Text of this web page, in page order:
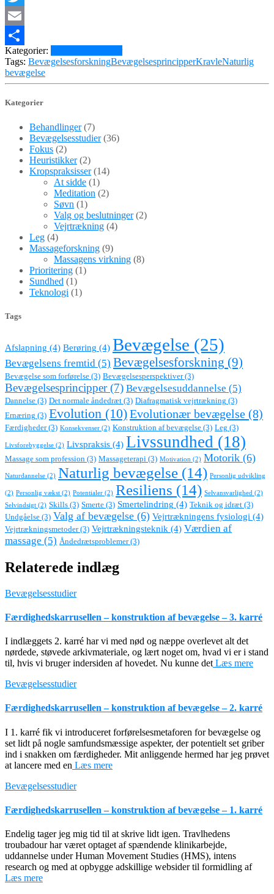
Twitter
Email
Share
Kategorier:
Tags: BevægelsesforskningBevægelsesprincipperKravleNaturlig
bevægelse
Kategorier
Behandlinger(7)
Bevægelsesstudier(36)
Fokus (2)
Heuristikker(2)
Kropspraksisser(14)
At sidde (1)
Meditation (2)
Søvn (1)
Valg og beslutninger(2)
Vejrtrækning (4)
Leg (4)
Massageforskning (9)
Massagens virkning (8)
Prioritering (1)
Sundhed (1)
Teknologi (1)
Tags
Afslapning (4) Berøring (4) Bevægelse (25)
Bevægelsens fremtid (5) Bevægelsesforskning (9)
Bevægelse som forførelse (3) Bevægelsesperspektiver(3)
Bevægelsesprincipper(7) Bevægelsesuddannelse (5)
Dannelse (3) Det normale åndedræt (3) Diafragmatisk vejrtrækning (3)
Ernæring (3) Evolution (10)Evolutionær bevægelse (8)
Færdigheder(3) Konsekvenser (2) Konstruktion af bevægelse (3) Leg (3)
Livsforebyggelse (2) Livspraksis (4) Livssundhed (18)
Massage som profession (3) Massageterapi (3) Motivation (2) Motorik (6)
Naturdannelse (2) Naturlig bevægelse (14) Personlig udvikling
(2) Personlig vækst (2) Potentialer (2) Resiliens (14) Selvansvarlighed (2)
Selvindsigt (2) Skills (3) Smerte (3) Smertelindring (4) Teknik og idræt (3)
Undgåelse (3) Valg af bevægelse (6) Vejrtrækningens fysiologi (4)
Vejrtrækningsmetoder(3) Vejrtrækningsteknik (4) Værdien af
massage (5) Åndedrætsproblemer(3)
Relaterede indlæg
Bevægelsesstudier
Færdighedskarrusellen – konstruktion af bevægelse – 3. karré
I indlæggets 2. karré har vi med nød og næppe overlevet alt det
nørdede, støvede arkivmateriale, og lært noget om, hvad vi er i stand
til, hvis vi bruger indersiden af hovedet. Nu kunne det Læs mere
Bevægelsesstudier
Færdighedskarrusellen – konstruktion af bevægelse – 2. karré
I 1. karré fik vi introduceret forførelsesmetaforen for bevægelse og
set lidt på nogle samfundsmæssige aspekter, der potentielt set griber
ind i snakken om færdigheder. Mit anliggende hermed har jeg prøvet
at lancere med en Læs mere
Bevægelsesstudier
Færdighedskarrusellen – konstruktion af bevægelse – 1. karré
Endelig tager jeg mig tid til at skrive lidt igen. Travlhedens
troubadour har været optaget af spændende klinikarbejde,
uddannelse under Human Movement Studies (HMS), intens
research og med at opbygge adskillige websider til formidling af
Læs mere